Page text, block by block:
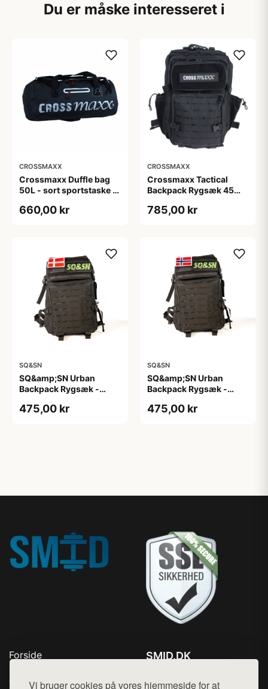
Vi bruger cookies på vores hjemmeside for at
Du er måske interesseret i
CROSSMAXX
Crossmaxx Duffle bag
50L - sort sportstaske til
rejser
660,00 kr
CROSSMAXX
Crossmaxx Tactical
Backpack Rygsæk 45
785,00 kr
SQ&SN
SQ&amp;SN Urban
Backpack Rygsæk -
475,00 kr
SQ&SN
SQ&amp;SN Urban
Backpack Rygsæk -
475,00 kr
Forside
Top Rabatter
SMID.DK